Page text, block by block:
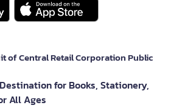
of Central Retail Corporation Public
for Books, Stationery,
All Ages